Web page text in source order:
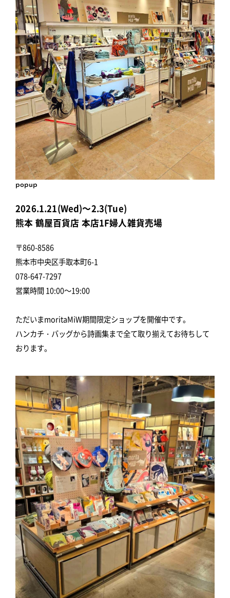
popup
2026.1.21(Wed)～2.3(Tue)
熊本 鶴屋百貨店 本店1F婦人雑貨売場
〒860-8586
熊本市中央区手取本町6-1
078-647-7297
営業時間 10:00～19:00
ただいまmoritaMiW期間限定ショップを開催中です。
ハンカチ・バッグから詩画集まで全て取り揃えてお待ちして
おります。